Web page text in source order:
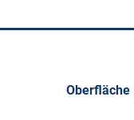
Oberfläche